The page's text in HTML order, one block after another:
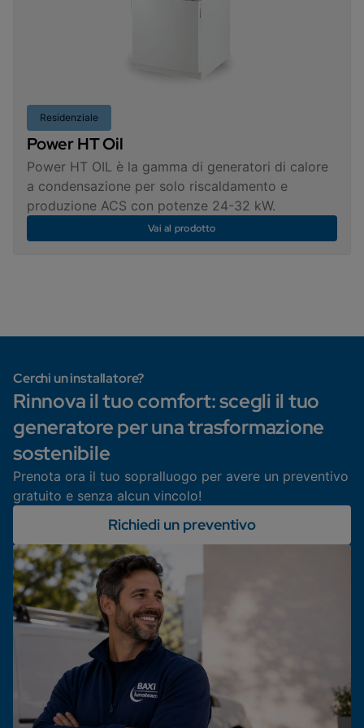
Residenziale
Power HT Oil
Power HT OIL è la gamma di generatori di calore
a condensazione per solo riscaldamento e
produzione ACS con potenze 24-32 kW.
Vai al prodotto
Cerchi un installatore?
Rinnova il tuo comfort: scegli il tuo
generatore per una trasformazione
sostenibile
Prenota ora il tuo sopralluogo per avere un preventivo
gratuito e senza alcun vincolo!
Richiedi un preventivo